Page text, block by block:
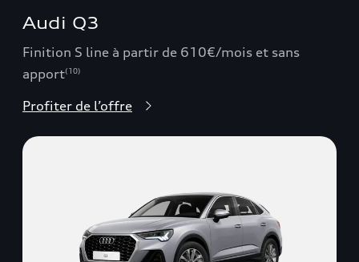
Audi Q3
Finition S line à partir de 610€/mois et sans
apport(10)
Profiter de l’offre